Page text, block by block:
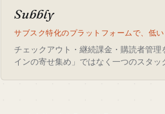
Subbly
サブスク特化のプラットフォームで、
チェックアウト・継続課金・購読者管
インの寄せ集め」ではなく一つのスタッ